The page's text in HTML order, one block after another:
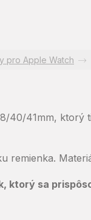
pro Apple Watch
40/41mm,
remienka.
ktorý sa